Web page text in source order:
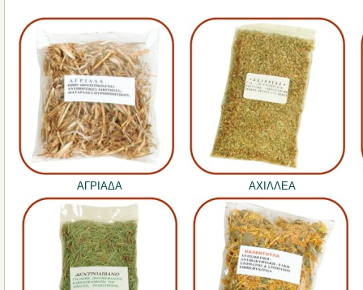
ΑΓΡΙΑΔΑ ΑΧΙΛΛΕΑ